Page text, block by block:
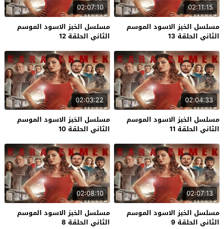
02:11:15
مسلسل الخبز الاسود الموسم
الثاني الحلقة 13
02:07:10
مسلسل الخبز الاسود الموسم
الثاني الحلقة 12
02:04:33
مسلسل الخبز الاسود الموسم
الثاني الحلقة 11
02:03:22
مسلسل الخبز الاسود الموسم
الثاني الحلقة 10
02:07:13
مسلسل الخبز الاسود الموسم
الثاني الحلقة 9
02:08:10
مسلسل الخبز الاسود الموسم
الثاني الحلقة 8